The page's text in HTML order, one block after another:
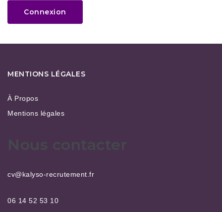
Connexion
MENTIONS LÉGALES
À Propos
Mentions légales
Nous contacter
cv@kalyso-recrutement.fr
06 14 52 53 10